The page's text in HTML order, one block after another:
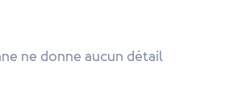
ne donne aucun détail